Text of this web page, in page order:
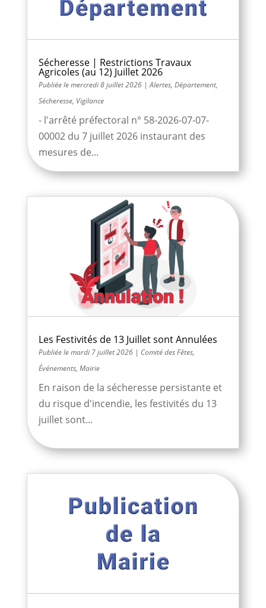
Sécheresse | Restrictions Travaux
Agricoles (au 12) Juillet 2026
mercredi 8 juillet 2026|Alertes, Département,
Sécheresse, Vigilance
- l'arrêté préfectoral n° 58-2026-07-07-
00002 du 7 juillet 2026 instaurant des
mesures de...
Les Festivités de 13 Juillet sont Annulées
mardi 7 juillet 2026| Comité des Fêtes,
Événements, Mairie
En raison de la sécheresse persistante et
du risque d'incendie, les festivités du 13
juillet sont...